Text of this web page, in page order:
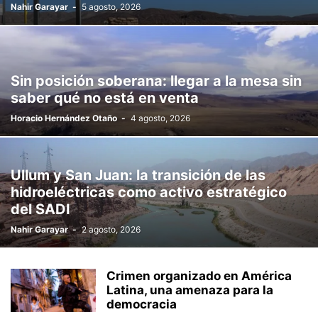
Nahir Garayar - 5 agosto, 2026
Sin posición soberana: llegar a la mesa sin
saber qué no está en venta
Horacio Hernández Otaño - 4 agosto, 2026
Ullum y San Juan: la transición de las
hidroeléctricas como activo estratégico
del SADI
Nahir Garayar - 2 agosto, 2026
Crimen organizado en América
Latina, una amenaza para la
democracia